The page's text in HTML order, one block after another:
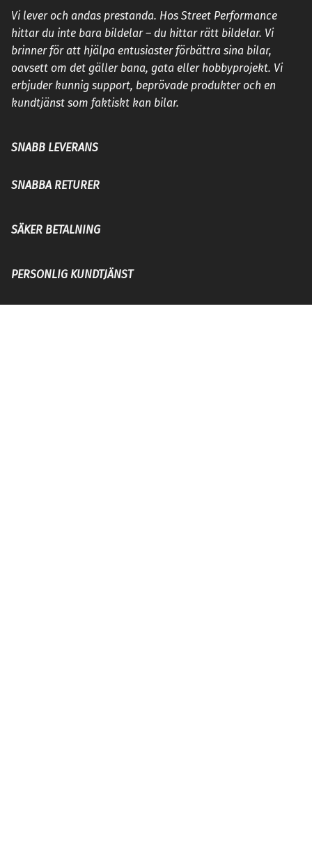
Vi lever och andas prestanda. Hos Street Performance
hittar du inte bara bildelar – du hittar rätt bildelar. Vi
brinner för att hjälpa entusiaster förbättra sina bilar,
oavsett om det gäller bana, gata eller hobbyprojekt. Vi
erbjuder kunnig support, beprövade produkter och en
kundtjänst som faktiskt kan bilar.
SNABB LEVERANS
SNABBA RETURER
SÄKER BETALNING
PERSONLIG KUNDTJÄNST